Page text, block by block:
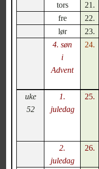
tors
21.
fre
22.
lør
23.
4. søn
i
Advent
24.
uke
52
1.
juledag
25.
2.
juledag
26.